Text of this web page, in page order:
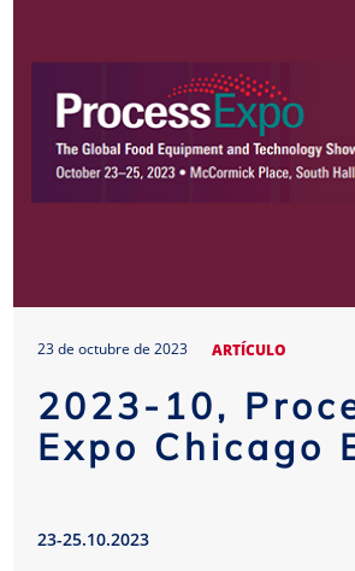
23 de octubre de 2023 ARTÍCULO
2023-10,
Expo Chicago
23-25.10.2023